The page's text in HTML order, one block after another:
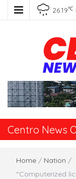
26.19℃
Centro News
Home / Nation /
“Computerized